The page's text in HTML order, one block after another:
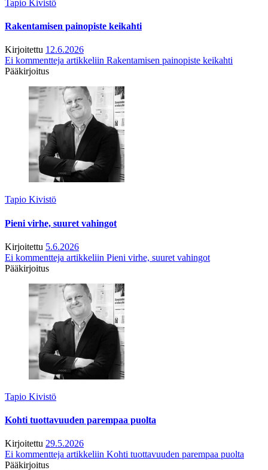
Tapio Kivistö
Rakentamisen painopiste keikahti
Kirjoitettu 12.6.2026
Ei kommentteja artikkeliin Rakentamisen painopiste keikahti
Pääkirjoitus
Tapio Kivistö
Pieni virhe, suuret vahingot
Kirjoitettu 5.6.2026
Ei kommentteja artikkeliin Pieni virhe, suuret vahingot
Pääkirjoitus
Tapio Kivistö
Kohti tuottavuuden parempaa puolta
Kirjoitettu 29.5.2026
Ei kommentteja artikkeliin Kohti tuottavuuden parempaa puolta
Pääkirjoitus